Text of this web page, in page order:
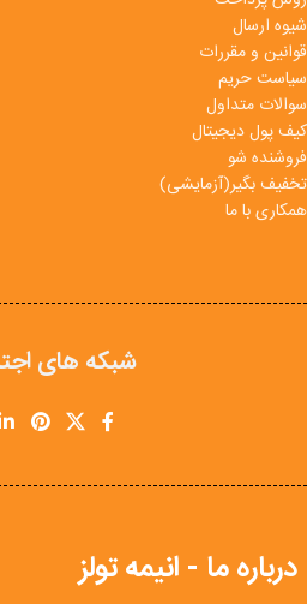
شیوه ارسال
قوانین و مقررات
سیاست حریم
سوالات متداول
کیف پول دیجیتال
فروشنده شو
تخفیف بگیر(آزمایشی)
همکاری با ما
شبکه های
درباره ما - انیمه تولز